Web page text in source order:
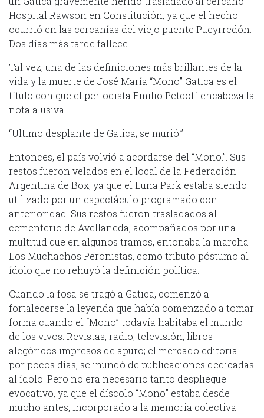
Hospital Rawson en Constitución, ya que el hecho
ocurrió en las cercanías del viejo puente Pueyrredón.
Dos días más tarde fallece.
Tal vez, una de las definiciones más brillantes de la
vida y la muerte de José María “Mono” Gatica es el
título con que el periodista Emilio Petcoff encabeza la
nota alusiva:
“Ultimo desplante de Gatica; se murió.”
Entonces, el país volvió a acordarse del “Mono.”. Sus
restos fueron velados en el local de la Federación
Argentina de Box, ya que el Luna Park estaba siendo
utilizado por un espectáculo programado con
anterioridad. Sus restos fueron trasladados al
cementerio de Avellaneda, acompañados por una
multitud que en algunos tramos, entonaba la marcha
Los Muchachos Peronistas, como tributo póstumo al
ídolo que no rehuyó la definición política.
Cuando la fosa se tragó a Gatica, comenzó a
fortalecerse la leyenda que había comenzado a tomar
forma cuando el “Mono” todavía habitaba el mundo
de los vivos. Revistas, radio, televisión, libros
alegóricos impresos de apuro; el mercado editorial
por pocos días, se inundó de publicaciones dedicadas
al ídolo. Pero no era necesario tanto despliegue
evocativo, ya que el díscolo “Mono” estaba desde
mucho antes, incorporado a la memoria colectiva.